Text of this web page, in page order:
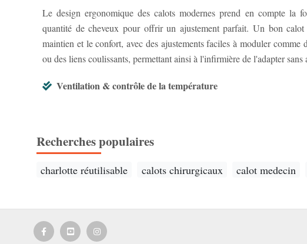
Le design ergonomique des calots modernes prend en compte la
quantité de cheveux pour offrir un ajustement parfait. Un bon
maintien et le confort, avec des ajustements faciles à moduler comme
ou des liens coulissants, permettant ainsi à l'infirmière de l'adapter sans
Ventilation & contrôle de la température
Recherches populaires
charlotte réutilisable calots chirurgicaux calot medecin